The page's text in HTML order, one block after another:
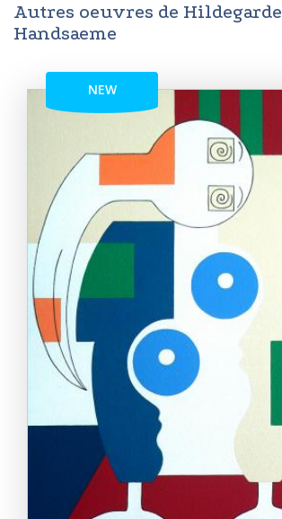
Autres oeuvres de Hildegarde
Handsaeme
NEW